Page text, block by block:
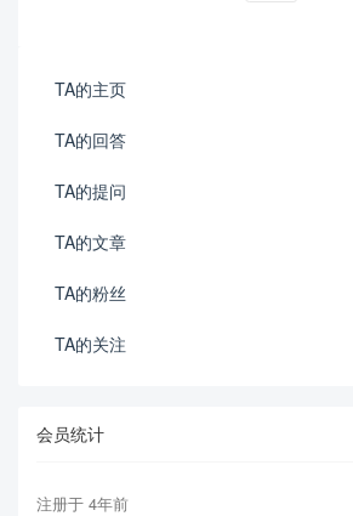
TA的主页
TA的回答
TA的提问
TA的文章
TA的粉丝
TA的关注
会员统计
注册于 4年前